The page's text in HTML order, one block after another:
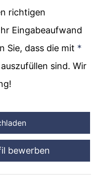
richtigen
Eingabeaufwand
Sie, dass die mit *
sind. Wir
bewerben